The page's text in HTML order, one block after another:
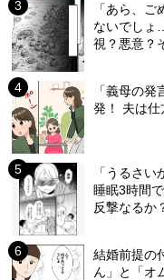
「あら、
ないでしょ
視？悪意？
「義母の
発！ 夫は仕
「うるさ
睡眠3時間
反撃なるか
結婚前提の
ん」と「オ